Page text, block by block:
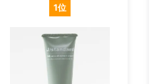
1位